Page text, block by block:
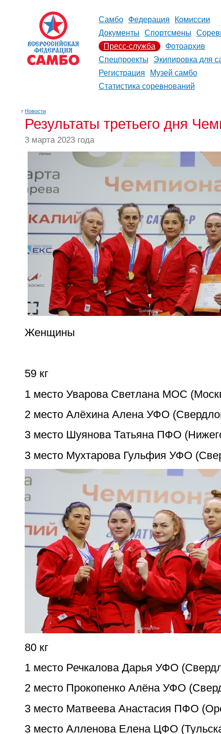
Самбо Федерация
Комиссии
Документы
Спортсмены
Пресс-служба
Фотоархив
Спецпроекты
Экипировка для
Регистрация
Музей самбо
Статистика соревнований
↑ Новости
Результаты третьего дня
3 марта 2023 года
Женщины
59 кг
1 место Уварова Светлана МОС
2 место Алёхина Алена УФО
3 место Шуянова Татьяна ПФО
3 место Мухтарова Гульфия УФО
80 кг
1 место Речкалова Дарья УФО
2 место Прокопенко Алёна УФО
3 место Матвеева Анастасия ПФО
3 место Алленова Елена ЦФО